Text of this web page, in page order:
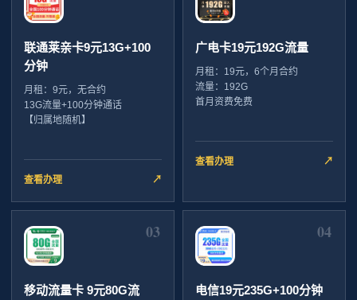
联通莱亲卡9元13G+100
分钟
月租：9元，无合约
13G流量+100分钟通话
【归属地随机】
查看办理 ↗
广电卡19元192G流量
月租：19元，6个月合约
流量：192G
首月资费免费
查看办理 ↗
03
移动流量卡 9元80G流
04
电信19元235G+100分钟